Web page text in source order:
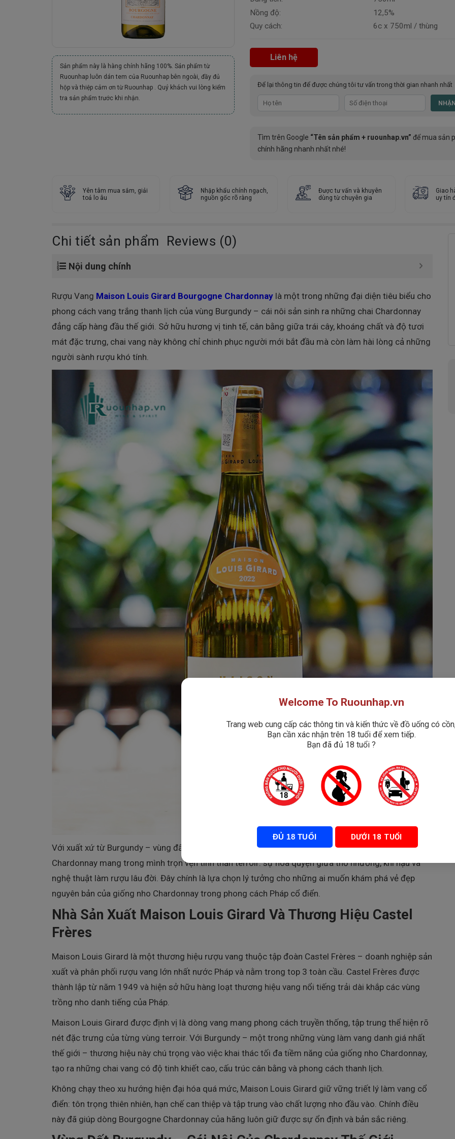
Sản phẩm này là hàng chính hãng 100%. Sản phẩm từ
Ruounhap luôn dán tem của Ruounhap bên ngoài, đầy đủ
hộp và thiệp cảm ơn từ Ruounhap . Quý khách vui lòng kiểm
tra sản phẩm trước khi nhận.
Nồng độ:
Quy cách:
12,5%
6c x 750ml / thùng
Liên hệ
Để lại thông tin để được chúng tôi tư vấn trong thời gian nhanh nhất
Tìm trên Google “Tên sản phẩm + ruounhap.vn” để mua sản
chính hãng nhanh nhất nhé!
Yên tâm mua sắm, giải
toả lo âu
Nhập khẩu chính ngạch,
nguồn gốc rõ ràng
Được tư vấn và khuyên
dùng từ chuyên gia
Giao
uy tín
Chi tiết sản phẩm Reviews (0)
Nội dung chính
Rượu Vang Maison Louis Girard Bourgogne Chardonnay là một trong những đại diện tiêu biểu cho
phong cách vang trắng thanh lịch của vùng Burgundy – cái nôi sản sinh ra những chai Chardonnay
đẳng cấp hàng đầu thế giới. Sở hữu hương vị tinh tế, cân bằng giữa trái cây, khoáng chất và độ tươi
mát đặc trưng, chai vang này không chỉ chinh phục người mới bắt đầu mà còn làm hài lòng cả những
người sành rượu khó tính.
Với xuất xứ từ Burgundy – vùng đất danh tiếng của nước Pháp, Maison Louis Girard Bourgogne
Chardonnay mang trong mình trọn vẹn tinh thần terroir: sự hòa quyện giữa thổ nhưỡng, khí hậu và
nghệ thuật làm rượu lâu đời. Đây chính là lựa chọn lý tưởng cho những ai muốn khám phá vẻ đẹp
nguyên bản của giống nho Chardonnay trong phong cách Pháp cổ điển.
Nhà Sản Xuất Maison Louis Girard Và Thương Hiệu Castel
Frères
Maison Louis Girard là một thương hiệu rượu vang thuộc tập đoàn Castel Frères – doanh nghiệp sản
xuất và phân phối rượu vang lớn nhất nước Pháp và nằm trong top 3 toàn cầu. Castel Frères được
thành lập từ năm 1949 và hiện sở hữu hàng loạt thương hiệu vang nổi tiếng trải dài khắp các vùng
trồng nho danh tiếng của Pháp.
Maison Louis Girard được định vị là dòng vang mang phong cách truyền thống, tập trung thể hiện rõ
nét đặc trưng của từng vùng terroir. Với Burgundy – một trong những vùng làm vang danh giá nhất
thế giới – thương hiệu này chú trọng vào việc khai thác tối đa tiềm năng của giống nho Chardonnay,
tạo ra những chai vang có độ tinh khiết cao, cấu trúc cân bằng và phong cách thanh lịch.
Không chạy theo xu hướng hiện đại hóa quá mức, Maison Louis Girard giữ vững triết lý làm vang cổ
điển: tôn trọng thiên nhiên, hạn chế can thiệp và tập trung vào chất lượng nho đầu vào. Chính điều
này đã giúp dòng Bourgogne Chardonnay của hãng luôn giữ được sự ổn định và bản sắc riêng.
Welcome To Ruounhap.vn
Trang web cung cấp các thông tin và kiến thức về đồ uống có
Bạn cần xác nhận trên 18 tuổi để xem tiếp.
Bạn đã đủ 18 tuổi ?
ĐỦ 18 TUỔI DƯỚI 18 TUỔI